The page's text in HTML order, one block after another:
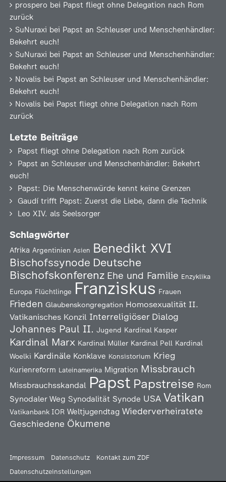
prospero bei Papst fliegt ohne Delegation nach Rom
zurück
SuNuraxi bei Papst an Schleuser und Menschenhändler:
Bekehrt euch!
SuNuraxi bei Papst an Schleuser und Menschenhändler:
Bekehrt euch!
Novalis bei Papst an Schleuser und Menschenhändler:
Bekehrt euch!
Novalis bei Papst fliegt ohne Delegation nach Rom
zurück
Letzte Beiträge
Papst fliegt ohne Delegation nach Rom zurück
Papst an Schleuser und Menschenhändler: Bekehrt
euch!
Papst: Die Menschenwürde kennt keine Grenzen
Gaudí trifft Papst: Zuerst die Liebe, dann die Technik
Leo XIV. als Seelsorger
Schlagwörter
Afrika Argentinien Asien Benedikt XVI
Bischofssynode Deutsche
Bischofskonferenz Ehe und Familie Enzyklika
Europa Flüchtlinge Franziskus Frauen
Frieden Glaubenskongregation Homosexualität II.
Vatikanisches Konzil Interreligiöser Dialog
Johannes Paul II. Jugend Kardinal Kasper
Kardinal Marx Kardinal Müller Kardinal Pell Kardinal
Woelki Kardinäle Konklave Konsistorium Krieg
Kurienreform Lateinamerika Migration Missbrauch
Missbrauchsskandal Papst Papstreise Rom
Synodaler Weg Synodalität Synode USA Vatikan
Vatikanbank IOR Weltjugendtag Wiederverheiratete
Geschiedene Ökumene
Impressum Datenschutz
Kontakt zum ZDF
Datenschutzeinstellungen